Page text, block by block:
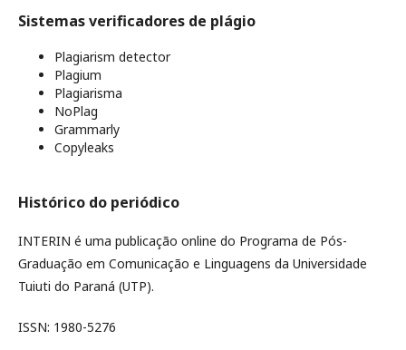
Sistemas verificadores de plágio
Plagiarism detector
Plagium
Plagiarisma
NoPlag
Grammarly
Copyleaks
Histórico do periódico
INTERIN é uma publicação online do Programa de Pós-
Graduação em Comunicação e Linguagens da Universidade
Tuiuti do Paraná (UTP).
ISSN: 1980-5276